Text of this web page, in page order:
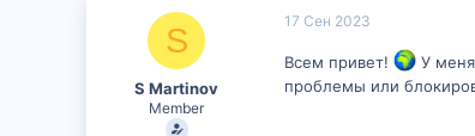
а
S
S Martinov
Member
17 Сен 2023
Всем привет!
У
проблемы или